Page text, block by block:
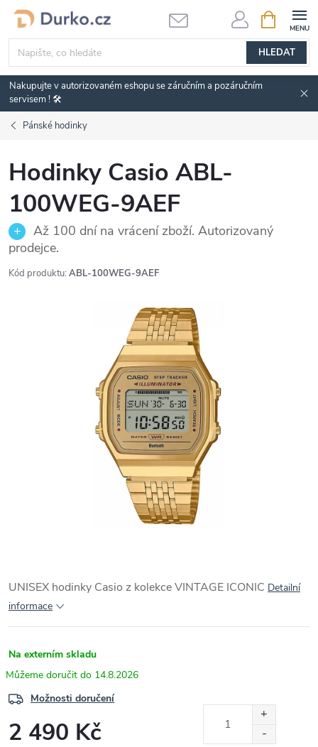
Přejít
obsah
HLEDAT
NÁKUPNÍ
KOŠÍK
Nakupujte v autorizovaném eshopu se záručním a pozáručním
servisem ! 🛠️
Pánské hodinky
Hodinky Casio ABL-
100WEG-9AEF
Až 100 dní na vrácení zboží. Autorizovaný
prodejce.
Kód produktu: ABL-100WEG-9AEF
UNISEX hodinky Casio z kolekce VINTAGE ICONIC Detailní
informace
Na externím skladu
14.8.2026
Možnosti doručení
2 490 Kč